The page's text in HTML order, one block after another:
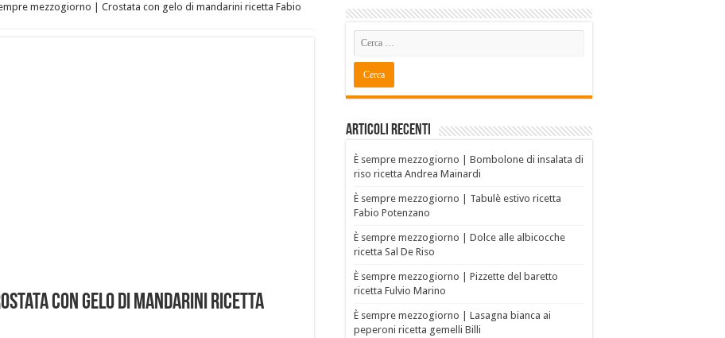
mezzogiorno | Crostata con gelo di mandarini ricetta Fabio
con gelo di mandarini ricetta
Articoli recenti
È sempre mezzogiorno | Bombolone di insalata di
riso ricetta Andrea Mainardi
È sempre mezzogiorno | Tabulè estivo ricetta
Fabio Potenzano
È sempre mezzogiorno | Dolce alle albicocche
ricetta Sal De Riso
È sempre mezzogiorno | Pizzette del baretto
ricetta Fulvio Marino
È sempre mezzogiorno | Lasagna bianca ai
peperoni ricetta gemelli Billi